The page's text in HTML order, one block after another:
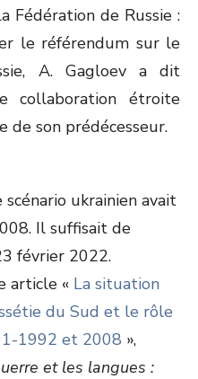
Fédération de Russie :
le référendum sur le
A. Gagloev a dit
collaboration étroite
de son prédécesseur.
scénario ukrainien avait
Il suffisait de
février 2022.
article « La situation
du Sud et le rôle
1992 et 2008 »,
et les langues :